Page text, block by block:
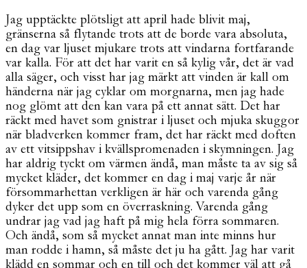
Jag upptäckte plötsligt att april hade blivit maj,
gränserna så flytande trots att de borde vara absoluta,
en dag var ljuset mjukare trots att vindarna fortfarande
var kalla. För att det har varit en så kylig vår, det är vad
alla säger, och visst har jag märkt att vinden är kall om
händerna när jag cyklar om morgnarna, men jag hade
nog glömt att den kan vara på ett annat sätt. Det har
räckt med havet som gnistrar i ljuset och mjuka skuggor
när bladverken kommer fram, det har räckt med doften
av ett vitsippshav i kvällspromenaden i skymningen. Jag
har aldrig tyckt om värmen ändå, man måste ta av sig så
mycket kläder, det kommer en dag i maj varje år när
försommarhettan verkligen är här och varenda gång
dyker det upp som en överraskning. Varenda gång
undrar jag vad jag haft på mig hela förra sommaren.
Och ändå, som så mycket annat man inte minns hur
man rodde i hamn, så måste det ju ha gått. Jag har varit
klädd en sommar och en till och det kommer väl att gå